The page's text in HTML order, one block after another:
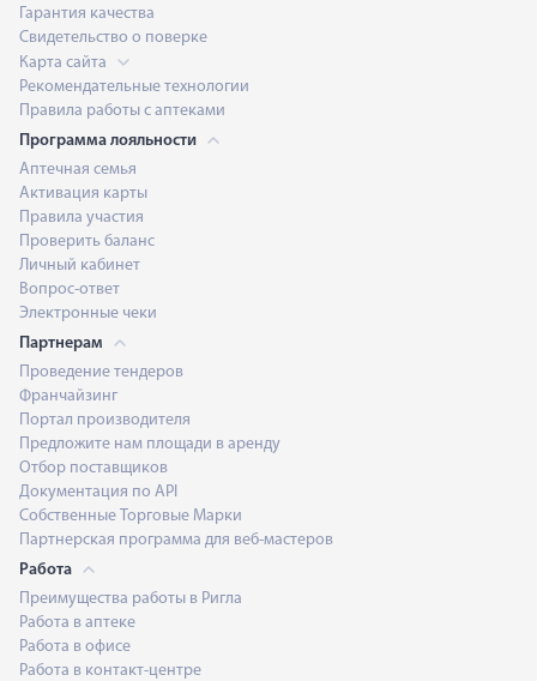
Гарантия качества
Свидетельство о поверке
Карта сайта
Рекомендательные технологии
Правила работы с аптеками
Программа лояльности
Аптечная семья
Активация карты
Правила участия
Проверить баланс
Личный кабинет
Вопрос-ответ
Электронные чеки
Партнерам
Проведение тендеров
Франчайзинг
Портал производителя
Предложите нам площади в аренду
Отбор поставщиков
Документация по API
Собственные Торговые Марки
Партнерская программа для веб-мастеров
Работа
Преимущества работы в Ригла
Работа в аптеке
Работа в офисе
Работа в контакт-центре